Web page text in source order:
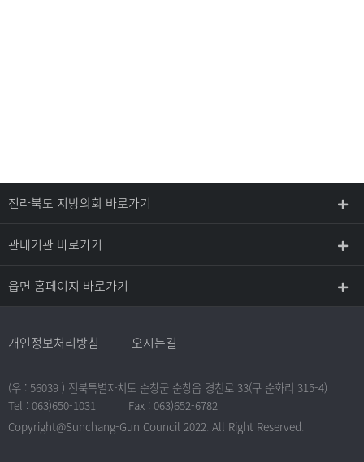
전라북도 지방의회 바로가기
관내기관 바로가기
읍면 홈페이지 바로가기
개인정보처리방침 오시는길
(우 : 56039 ) 전북특별자치도 순창군 순창읍 경천로 33(구 순화리 315-4)
Tel : 063)650-1031
Fax : 063)652-6782
Copyright@Sunchang-Gun Council 2022. All Right Reserved.